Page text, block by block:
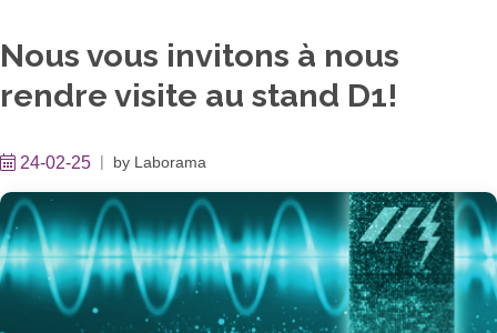
Nous vous invitons à nous
rendre visite au stand D1!
24-02-25 by Laborama